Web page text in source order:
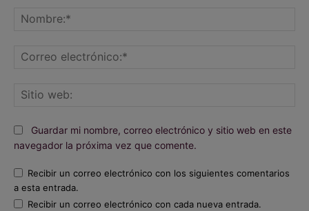
Guardar mi nombre, correo electrónico y sitio web en este
navegador la próxima vez que comente.
Recibir un correo electrónico con los siguientes comentarios
a esta entrada.
Recibir un correo electrónico con cada nueva entrada.